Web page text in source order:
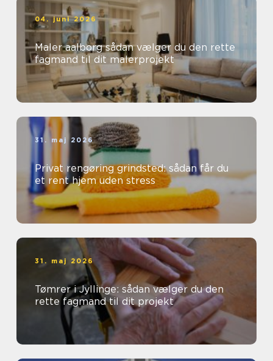
04. juni 2026
Maler aalborg sådan vælger du den rette
fagmand til dit malerprojekt
31. maj 2026
Privat rengøring grindsted: sådan får du
et rent hjem uden stress
31. maj 2026
Tømrer i Jyllinge: sådan vælger du den
rette fagmand til dit projekt